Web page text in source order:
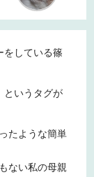
をしている篠
というタグが
たような簡単
ない私の母親